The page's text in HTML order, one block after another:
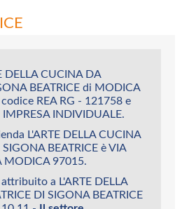
DELLA CUCINA DA
BEATRICE di MODICA
REA RG - 121758 e
IMPRESA INDIVIDUALE.
L'ARTE DELLA CUCINA
BEATRICE è VIA
MODICA 97015.
attribuito a L'ARTE DELLA
DI SIGONA BEATRICE